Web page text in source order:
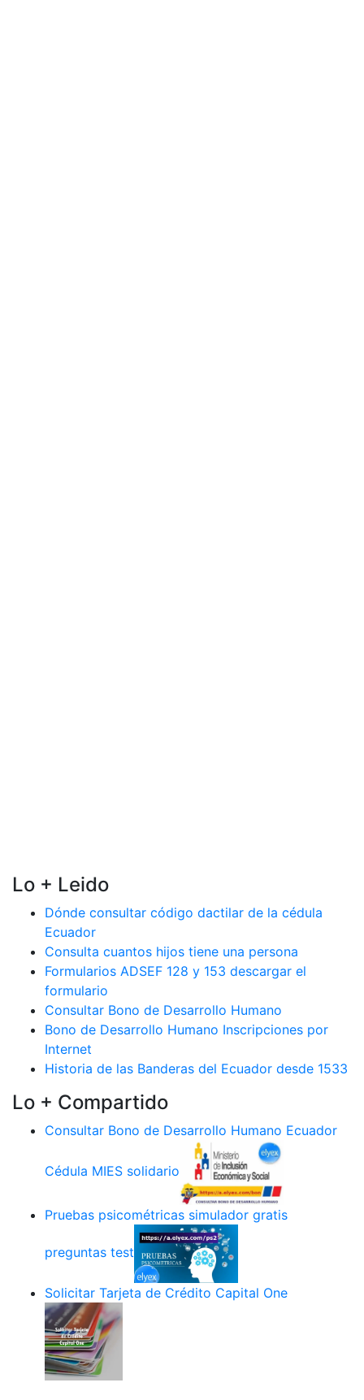
Lo + Leido
Dónde consultar código dactilar de la cédula
Ecuador
Consulta cuantos hijos tiene una persona
Formularios ADSEF 128 y 153 descargar el
formulario
Consultar Bono de Desarrollo Humano
Bono de Desarrollo Humano Inscripciones por
Internet
Historia de las Banderas del Ecuador desde 1533
Lo + Compartido
Consultar Bono de Desarrollo Humano Ecuador
Cédula MIES solidario
Pruebas psicométricas simulador gratis
preguntas test
Solicitar Tarjeta de Crédito Capital One